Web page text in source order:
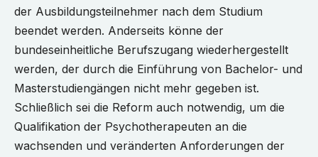
der Ausbildungsteilnehmer nach dem Studium
beendet werden. Anderseits könne der
bundeseinheitliche Berufszugang wiederhergestellt
werden, der durch die Einführung von Bachelor- und
Masterstudiengängen nicht mehr gegeben ist.
Schließlich sei die Reform auch notwendig, um die
Qualifikation der Psychotherapeuten an die
wachsenden und veränderten Anforderungen der